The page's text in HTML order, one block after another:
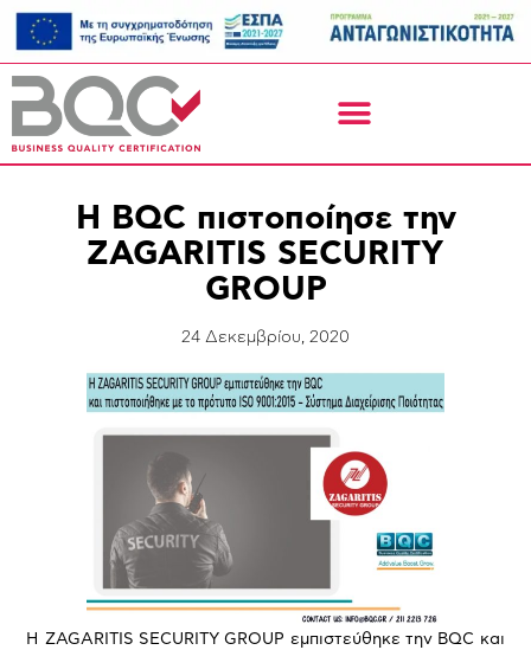
H BQC πιστοποίησε την
ZAGARITIS SECURITY
GROUP
24 Δεκεμβρίου, 2020
Η ZAGARITIS SECURITY GROUP εμπιστεύθηκε την BQC και